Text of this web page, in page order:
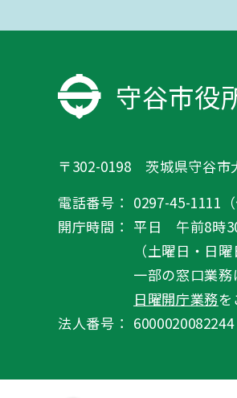
守谷市役
〒302-0198 茨城県守谷市
電話番号： 0297-45-1111（
開庁時間： 平日 午前8時
（土曜日・日
一部の窓口業務
日曜開庁業務を
法人番号： 6000020082244